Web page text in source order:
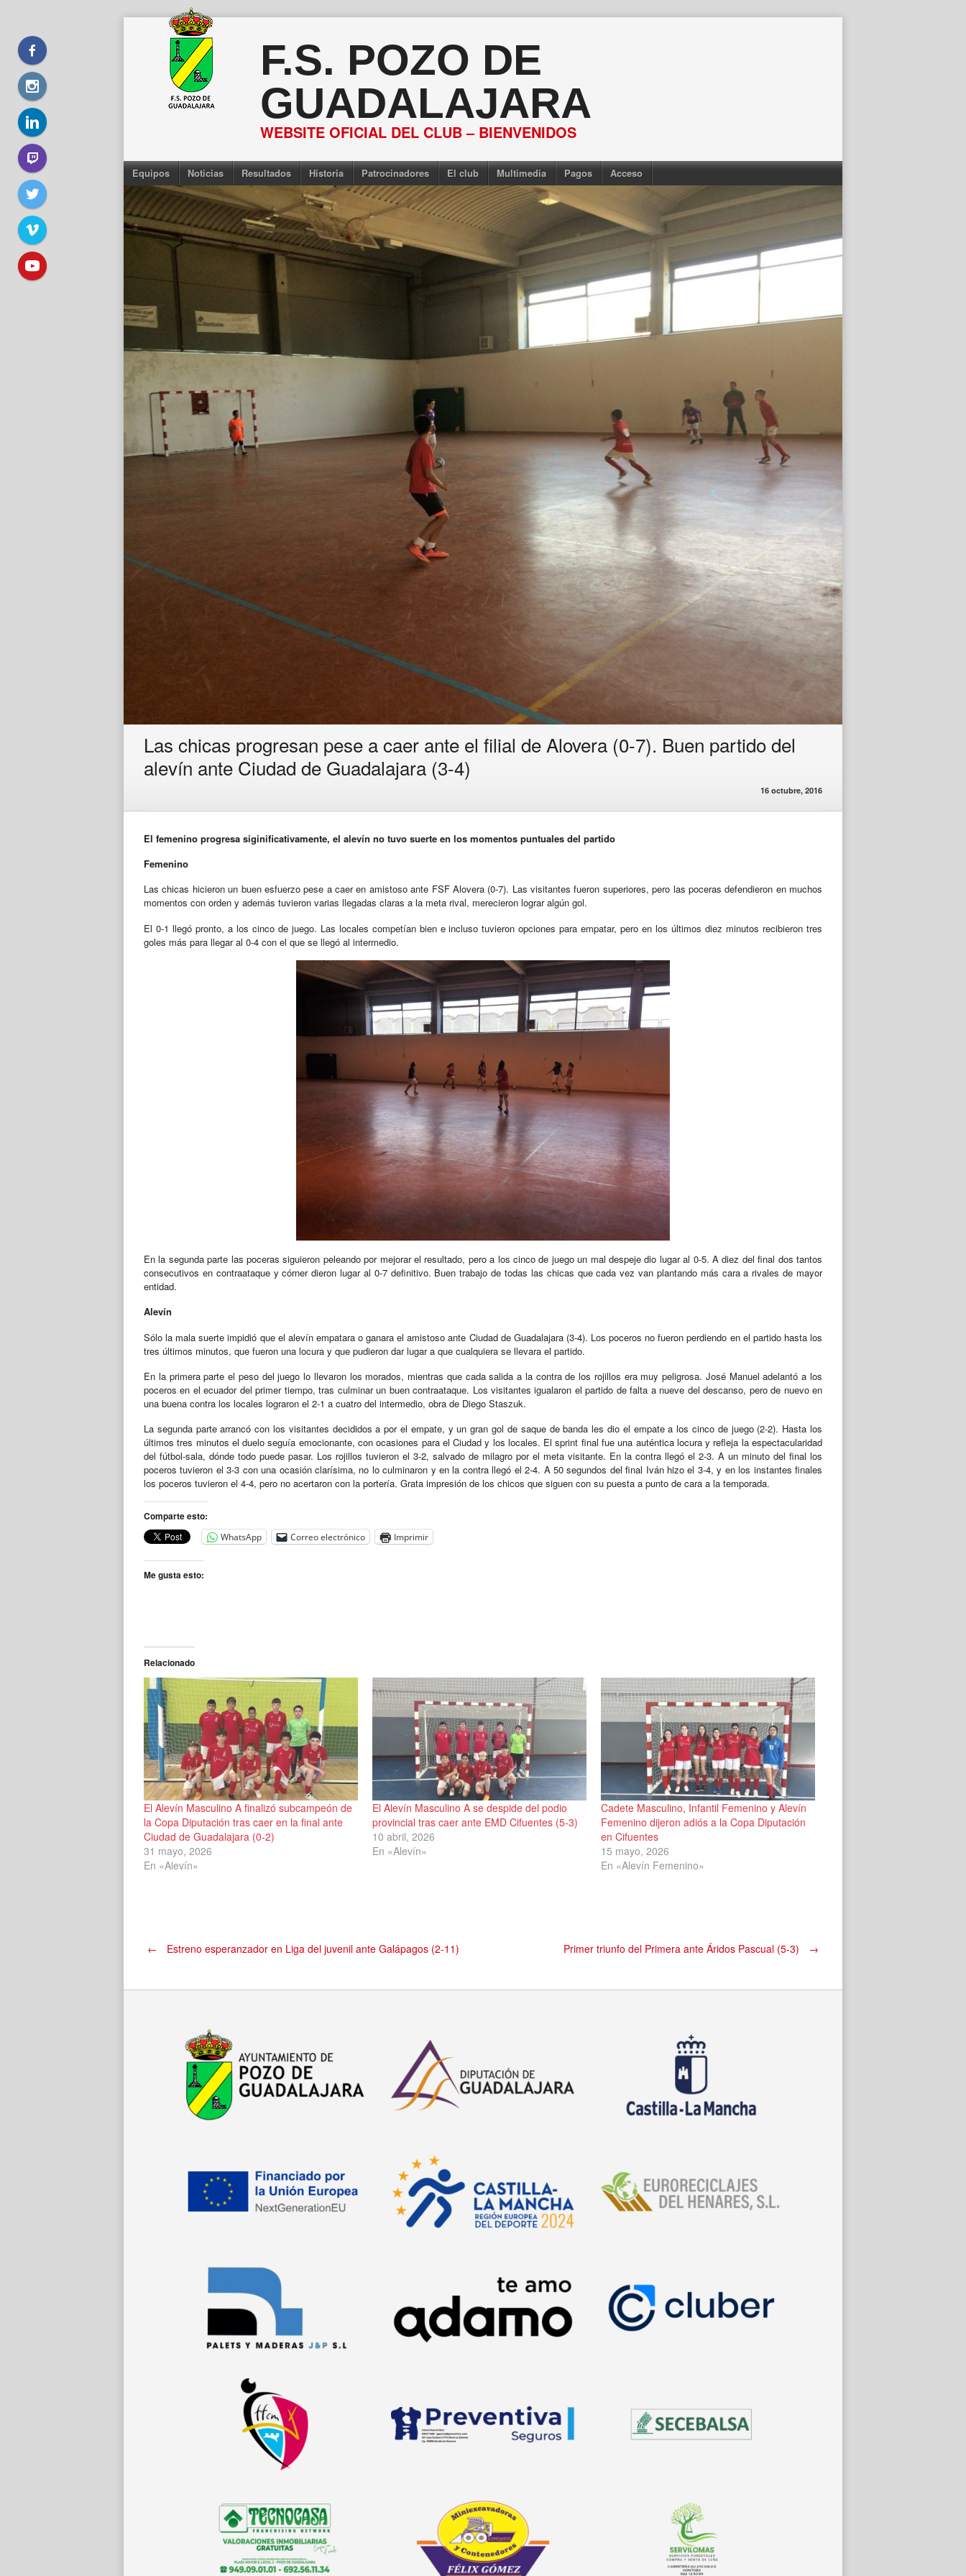
F.S. POZO DE
GUADALAJARA
WEBSITE OFICIAL DEL CLUB – BIENVENIDOS
Equipos Noticias Resultados Historia Patrocinadores El club Multimedia Pagos Acceso
Las chicas progresan pese a caer ante el filial de Alovera (0-7). Buen partido del
alevín ante Ciudad de Guadalajara (3-4)
16 octubre, 2016
El femenino progresa siginificativamente, el alevín no tuvo suerte en los momentos puntuales del partido
Femenino
Las chicas hicieron un buen esfuerzo pese a caer en amistoso ante FSF Alovera (0-7). Las visitantes fueron superiores, pero las poceras defendieron en muchos
momentos con orden y además tuvieron varias llegadas claras a la meta rival, merecieron lograr algún gol.
El 0-1 llegó pronto, a los cinco de juego. Las locales competían bien e incluso tuvieron opciones para empatar, pero en los últimos diez minutos recibieron tres
goles más para llegar al 0-4 con el que se llegó al intermedio.
En la segunda parte las poceras siguieron peleando por mejorar el resultado, pero a los cinco de juego un mal despeje dio lugar al 0-5. A diez del final dos tantos
consecutivos en contraataque y córner dieron lugar al 0-7 definitivo. Buen trabajo de todas las chicas que cada vez van plantando más cara a rivales de mayor
entidad.
Alevín
Sólo la mala suerte impidió que el alevín empatara o ganara el amistoso ante Ciudad de Guadalajara (3-4). Los poceros no fueron perdiendo en el partido hasta los
tres últimos minutos, que fueron una locura y que pudieron dar lugar a que cualquiera se llevara el partido.
En la primera parte el peso del juego lo llevaron los morados, mientras que cada salida a la contra de los rojillos era muy peligrosa. José Manuel adelantó a los
poceros en el ecuador del primer tiempo, tras culminar un buen contraataque. Los visitantes igualaron el partido de falta a nueve del descanso, pero de nuevo en
una buena contra los locales lograron el 2-1 a cuatro del intermedio, obra de Diego Staszuk.
La segunda parte arrancó con los visitantes decididos a por el empate, y un gran gol de saque de banda les dio el empate a los cinco de juego (2-2). Hasta los
últimos tres minutos el duelo seguía emocionante, con ocasiones para el Ciudad y los locales. El sprint final fue una auténtica locura y refleja la espectacularidad
del fútbol-sala, dónde todo puede pasar. Los rojillos tuvieron el 3-2, salvado de milagro por el meta visitante. En la contra llegó el 2-3. A un minuto del final los
poceros tuvieron el 3-3 con una ocasión clarísima, no lo culminaron y en la contra llegó el 2-4. A 50 segundos del final Iván hizo el 3-4, y en los instantes finales
los poceros tuvieron el 4-4, pero no acertaron con la portería. Grata impresión de los chicos que siguen con su puesta a punto de cara a la temporada.
Comparte esto:
WhatsApp Correo electrónico Imprimir
Me gusta esto:
Relacionado
El Alevín Masculino A finalizó subcampeón de
la Copa Diputación tras caer en la final ante
Ciudad de Guadalajara (0-2)
31 mayo, 2026
En «Alevín»
El Alevín Masculino A se despide del podio
provincial tras caer ante EMD Cifuentes (5-3)
10 abril, 2026
En «Alevín»
Cadete Masculino, Infantil Femenino y Alevín
Femenino dijeron adiós a la Copa Diputación
en Cifuentes
15 mayo, 2026
En «Alevín Femenino»
Navegación
de
entradas
← Estreno esperanzador en Liga del juvenil ante Galápagos (2-11) Primer triunfo del Primera ante Áridos Pascual (5-3) →